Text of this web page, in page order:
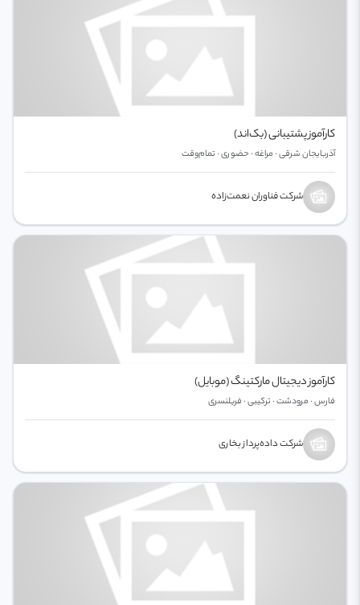
کارآموز پشتیبانی (بک‌اند)
آذربایجان شرقی · مراغه · حضوری · تمام‌وقت
شرکت فناوران نعمت‌زاده
کارآموز دیجیتال مارکتینگ (موبایل)
فارس · مرودشت · ترکیبی · فریلنسری
شرکت داده‌پرداز بخاری